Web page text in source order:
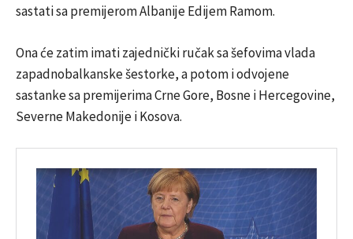
sastati sa premijerom Albanije Edijem Ramom.
Ona će zatim imati zajednički ručak sa šefovima vlada
zapadnobalkanske šestorke, a potom i odvojene
sastanke sa premijerima Crne Gore, Bosne i Hercegovine,
Severne Makedonije i Kosova.